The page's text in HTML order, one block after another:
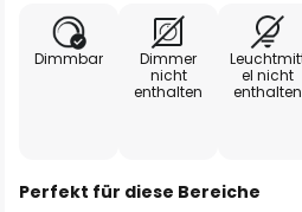
Dimmbar
Dimmer
nicht
enthalten
el nicht
enthalten
Perfekt für diese Bereiche